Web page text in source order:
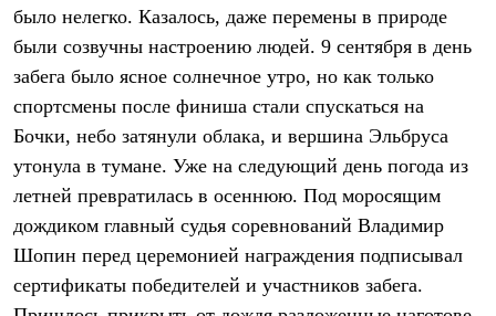
Куртки
Куртки
Брюки
Комбинезоны
Термобелье
Комплект термобелья
Снаряжение
Палатки и тенты
Палатки
Тенты
Аксессуары для палаток
Рюкзаки
Экспедиционные
было нелегко. Казалось, даже перемены в природе
были созвучны настроению людей. 9 сентября в день
забега было ясное солнечное утро, но как только
спортсмены после финиша стали спускаться на
Бочки, небо затянули облака, и вершина Эльбруса
утонула в тумане. Уже на следующий день погода из
летней превратилась в осеннюю. Под моросящим
дождиком главный судья соревнований Владимир
Шопин перед церемонией награждения подписывал
сертификаты победителей и участников забега.